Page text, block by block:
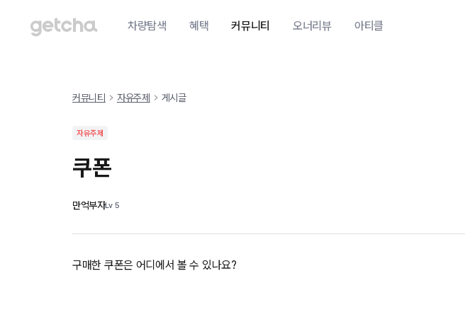
차량탐색 혜택 커뮤니티 오너리뷰 아티클
커뮤니티 자유주제 게시글
자유주제
쿠폰
만억부자Lv 5
구매한 쿠폰은 어디에서 볼 수 있나요?